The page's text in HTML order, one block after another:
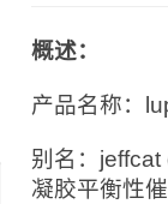
概述：
产品名称：
别名：
凝胶平衡性